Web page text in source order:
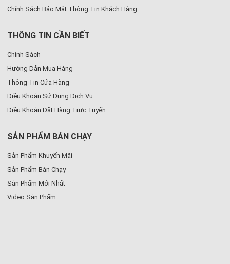
Chính Sách Bảo Mật Thông Tin Khách Hàng
THÔNG TIN CẦN BIẾT
Chính Sách
Hướng Dẫn Mua Hàng
Thông Tin Cửa Hàng
Điều Khoản Sử Dụng Dịch Vụ
Điều Khoản Đặt Hàng Trực Tuyến
SẢN PHẨM BÁN CHẠY
Sản Phẩm Khuyến Mãi
Sản Phẩm Bán Chạy
Sản Phẩm Mới Nhất
Video Sản Phẩm